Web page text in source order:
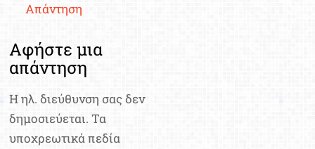
Απάντηση
Αφήστε μια
απάντηση
Η ηλ. διεύθυνση σας δεν
δημοσιεύεται. Τα
υποχρεωτικά πεδία